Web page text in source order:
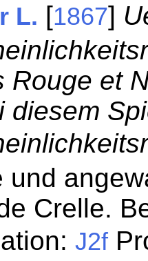
L. [1867]
Rouge et
diesem
und
Crelle.
J2f